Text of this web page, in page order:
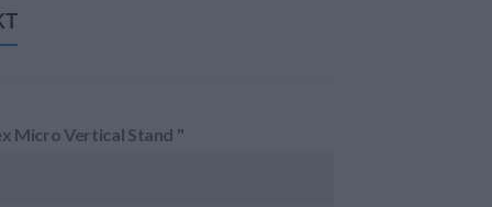
Micro Vertical Stand "